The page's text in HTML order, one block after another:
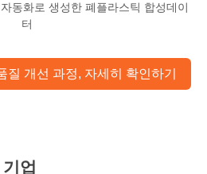
동화로 생성한 폐플라스틱 합성데이
터
질 개선 과정, 자세히 확인하기
업